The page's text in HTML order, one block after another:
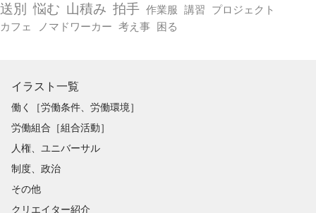
送別
悩む 山積み 拍手 作業服 講習
プロジェクト
カフェ
ノマドワーカー 考え事 困る
イラスト一覧
働く［労働条件、労働環境］
労働組合［組合活動］
人権、ユニバーサル
制度、政治
その他
クリエイター紹介